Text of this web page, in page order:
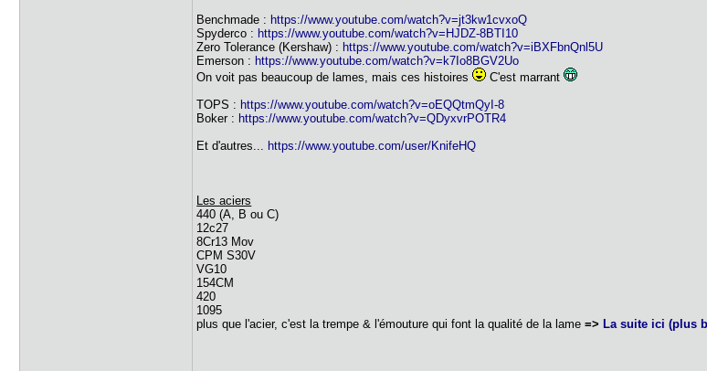
Benchmade : https://www.youtube.com/watch?v=jt3kw1cvxoQ
Spyderco : https://www.youtube.com/watch?v=HJDZ-8BTI10
Zero Tolerance (Kershaw) : https://www.youtube.com/watch?v=iBXFbnQnl5U
Emerson : https://www.youtube.com/watch?v=k7Io8BGV2Uo
On voit pas beaucoup de lames, mais ces histoires
C'est marrant
TOPS : https://www.youtube.com/watch?v=oEQQtmQyI-8
Boker : https://www.youtube.com/watch?v=QDyxvrPOTR4
Et d'autres... https://www.youtube.com/user/KnifeHQ
Les aciers
440 (A, B ou C)
12c27
8Cr13 Mov
CPM S30V
VG10
154CM
420
1095
plus que l'acier, c'est la trempe & l'émouture qui font la qualité de la lame=> La suite ici (plus